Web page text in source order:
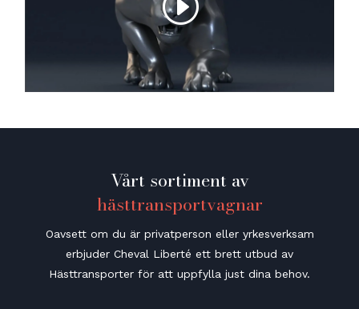
Vårt sortiment av
hästtransportvagnar
Oavsett om du är privatperson eller yrkesverksam
erbjuder Cheval Liberté ett brett utbud av
Hästtransporter för att uppfylla just dina behov.